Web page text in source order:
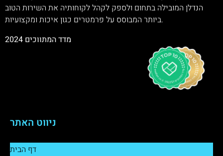
הנדלן המובילה בתחום ולספק לקהל לקוחותיה את השירות הטוב
ביותר המבוסס על פרמטרים כגון איכות ומקצועיות.
ניווט האתר
דף הבית